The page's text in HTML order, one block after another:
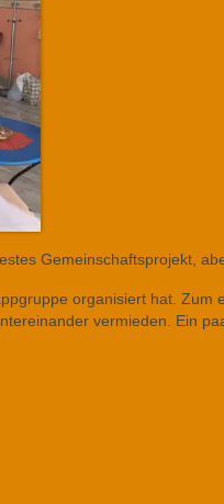
Gemeinschaftsprojekt,
organisiert hat. Zum
vermieden. Ein